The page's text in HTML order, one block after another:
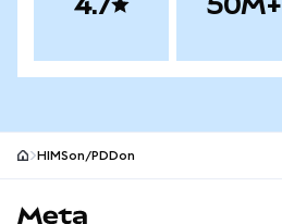
HIMSon/PDDon